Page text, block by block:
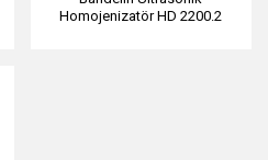
Homojenizatör HD 2200.2